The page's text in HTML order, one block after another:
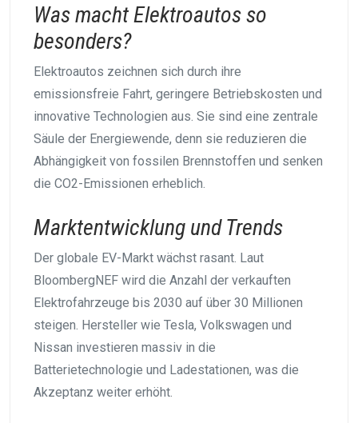
Was macht Elektroautos so
besonders?
Elektroautos zeichnen sich durch ihre
emissionsfreie Fahrt, geringere Betriebskosten und
innovative Technologien aus. Sie sind eine zentrale
Säule der Energiewende, denn sie reduzieren die
Abhängigkeit von fossilen Brennstoffen und senken
die CO2-Emissionen erheblich.
Marktentwicklung und Trends
Der globale EV-Markt wächst rasant. Laut
BloombergNEF wird die Anzahl der verkauften
Elektrofahrzeuge bis 2030 auf über 30 Millionen
steigen. Hersteller wie Tesla, Volkswagen und
Nissan investieren massiv in die
Batterietechnologie und Ladestationen, was die
Akzeptanz weiter erhöht.